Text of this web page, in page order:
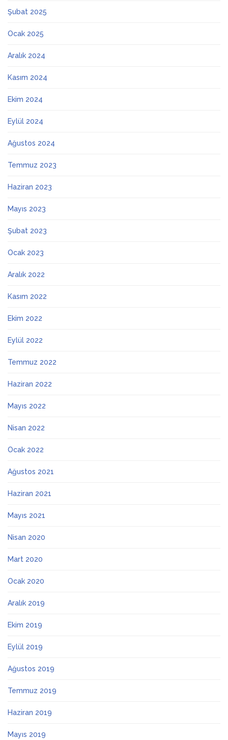
Şubat 2025
Ocak 2025
Aralık 2024
Kasım 2024
Ekim 2024
Eylül 2024
Ağustos 2024
Temmuz 2023
Haziran 2023
Mayıs 2023
Şubat 2023
Ocak 2023
Aralık 2022
Kasım 2022
Ekim 2022
Eylül 2022
Temmuz 2022
Haziran 2022
Mayıs 2022
Nisan 2022
Ocak 2022
Ağustos 2021
Haziran 2021
Mayıs 2021
Nisan 2020
Mart 2020
Ocak 2020
Aralık 2019
Ekim 2019
Eylül 2019
Ağustos 2019
Temmuz 2019
Haziran 2019
Mayıs 2019